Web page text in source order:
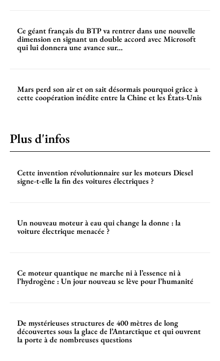
Ce géant français du BTP va rentrer dans une nouvelle
dimension en signant un double accord avec Microsoft
qui lui donnera une avance sur...
Mars perd son air et on sait désormais pourquoi grâce à
cette coopération inédite entre la Chine et les États-Unis
Plus d'infos
Cette invention révolutionnaire sur les moteurs Diesel
signe-t-elle la fin des voitures électriques ?
Un nouveau moteur à eau qui change la donne : la
voiture électrique menacée ?
Ce moteur quantique ne marche ni à l’essence ni à
l’hydrogène : Un jour nouveau se lève pour l’humanité
De mystérieuses structures de 400 mètres de long
découvertes sous la glace de l’Antarctique et qui ouvrent
la porte à de nombreuses questions